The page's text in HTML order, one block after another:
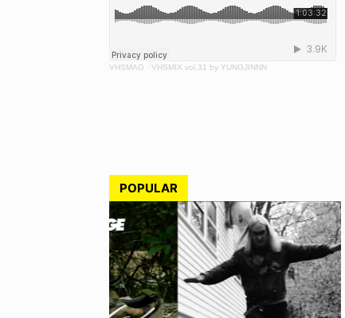
VHSMAG · VHSMIX vol.31 by YUNGJINNN
POPULAR